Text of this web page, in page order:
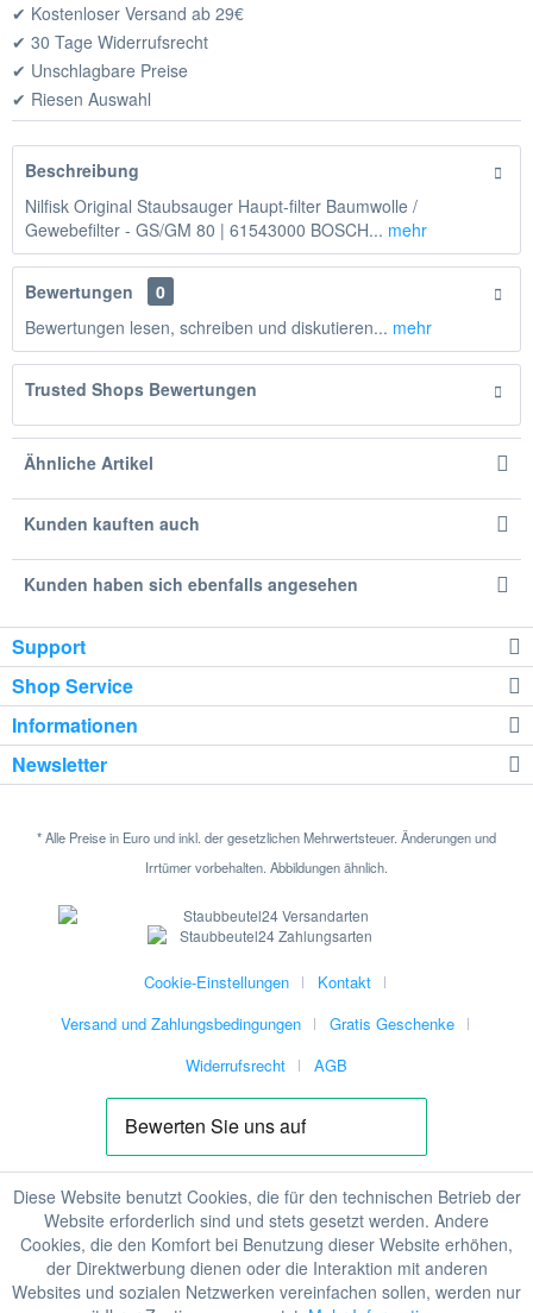
✔ Kostenloser Versand ab 29€
✔ 30 Tage Widerrufsrecht
✔ Unschlagbare Preise
✔ Riesen Auswahl
Beschreibung
Nilfisk Original Staubsauger Haupt-filter Baumwolle /
Gewebefilter - GS/GM 80 | 61543000 BOSCH... mehr
Bewertungen
0
Bewertungen lesen, schreiben und diskutieren... mehr
Trusted Shops Bewertungen
Ähnliche Artikel
Kunden kauften auch
Kunden haben sich ebenfalls angesehen
Support
Shop Service
Informationen
Newsletter
* Alle Preise in Euro und inkl. der gesetzlichen Mehrwertsteuer. Änderungen und
Irrtümer vorbehalten. Abbildungen ähnlich.
Cookie-Einstellungen
Kontakt
Versand und Zahlungsbedingungen
Gratis Geschenke
Widerrufsrecht
AGB
Diese Website benutzt Cookies, die für den technischen Betrieb der
Website erforderlich sind und stets gesetzt werden. Andere
Cookies, die den Komfort bei Benutzung dieser Website erhöhen,
der Direktwerbung dienen oder die Interaktion mit anderen
Websites und sozialen Netzwerken vereinfachen sollen, werden nur